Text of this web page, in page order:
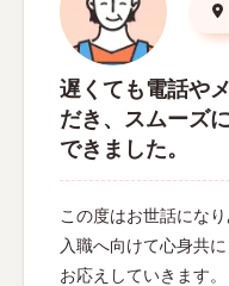
遅くても電話や
だき、スムーズ
できました。
この度はお世話にな
入職へ向けて心身共
お応えしていきます。